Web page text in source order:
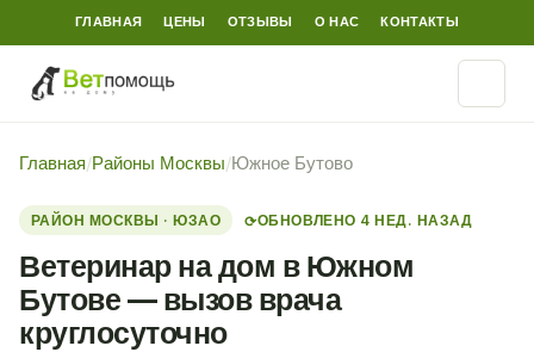
ГЛАВНАЯ ЦЕНЫ ОТЗЫВЫ О НАС КОНТАКТЫ
Главная/Районы Москвы/Южное Бутово
РАЙОН МОСКВЫ · ЮЗАО ⟳ОБНОВЛЕНО 4 НЕД. НАЗАД
Ветеринар на дом в Южном
Бутове — вызов врача
круглосуточно